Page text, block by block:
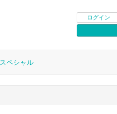
ログイン
スペシャル